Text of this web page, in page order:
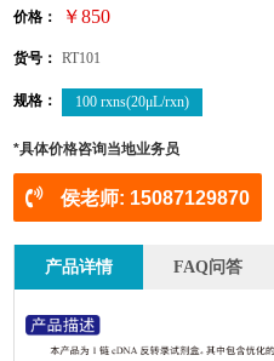
价格： ￥850
货号： RT101
规格： 100 rxns(20μL/rxn)
*具体价格咨询当地业务员
侯老师: 15087129870
产品详情 FAQ问答